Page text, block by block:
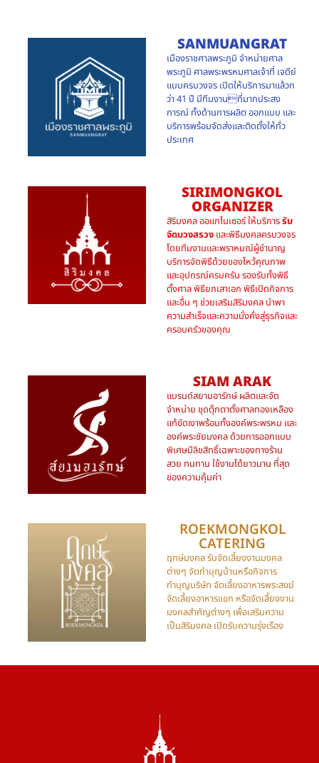
SANMUANGRAT
เมืองราชศาลพระภูมิ จำหน่ายศาล
พระภูมิ ศาลพระพรหมศาลเจ้าที่ เจดีย์
แบบครบวงจร เปิดให้บริการมาแล้วก
ว่า 41 ปี มีทีมงานที่มากประสง
การณ์ ทั้งด้านการผลิต ออกแบบ และ
บริการพร้อมจัดส่งและติดตั้งให้ทั่ว
ประเทศ
SIRIMONGKOL
ORGANIZER
สิริมงคล ออแกไนเซอร์ ให้บริการรับ
จัดบวงสรวง และพิธีมงคลครบวงจร
โดยทีมงานและพราหมณ์ผู้ชำนาญ
บริการจัดพิธีด้วยของไหว้คุณภาพ
และอุปกรณ์ครบครัน รองรับทั้งพิธี
ตั้งศาล พิธียกเสาเอก พิธีเปิดกิจการ
และอื่น ๆ ช่วยเสริมสิริมงคล นำพา
ความสำเร็จและความมั่งคั่งสู่ธุรกิจและ
ครอบครัวของคุณ
SIAM ARAK
แบรนด์สยามอารักษ์ ผลิตและจัด
จำหน่าย ชุดตุ๊กตาตั้งศาลทองเหลือง
แท้ขัดเงาพร้อมทั้งองค์พระพรหม และ
องค์พระชัยมงคล ด้วยการออกแบบ
พิเศษมีลิขสิทธิ์เฉพาะของทางร้าน
สวย ทนทาน ใช้งานได้ยาวนาน ที่สุด
ของความคุ้มค่า
ROEKMONGKOL
CATERING​
ฤกษ์มงคล รับจัดเลี้ยงงานมงคล
ต่างๆ จัดทำบุญบ้านหรือกิจการ
ทำบุญบริษัท จัดเลี้ยงอาหารพระสงฆ์
จัดเลี้ยงอาหารแขก หรือจัดเลี้ยงงาน
มงคลสำคัญต่างๆ เพื่อเสริมความ
เป็นสิริมงคล เปิดรับความรุ่งเรือง